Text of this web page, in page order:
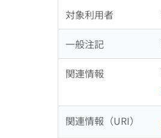
対象利用者
一般注記
関連情報
関連情報（URI）